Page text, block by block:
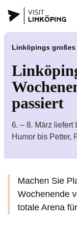
Linköpings
passiert
6. – 8. März liefert
Humor bis Petter,
Machen Sie
Wochenende
totale Arena